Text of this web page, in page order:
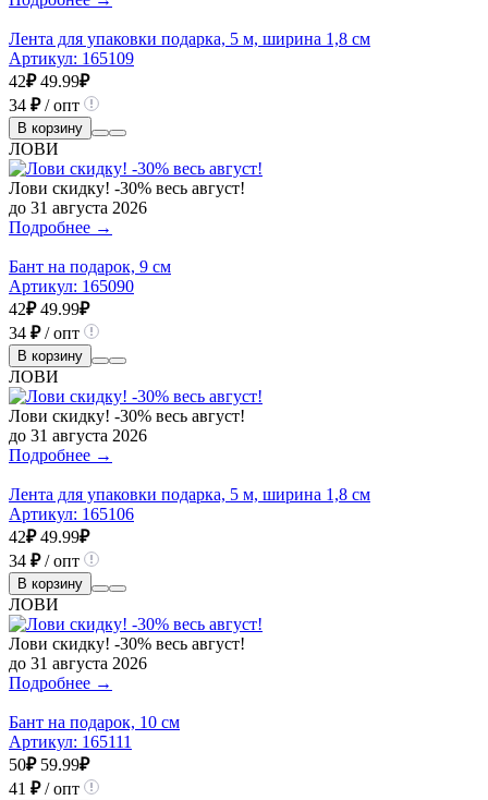
Лента для упаковки подарка, 5 м, ширина 1,8 см
Артикул: 165109
42₽ 49.99₽
34 ₽/ опт
В корзину
ЛОВИ
Лови скидку! -30% весь август!
до 31 августа 2026
Подробнее →
Бант на подарок, 9 см
Артикул: 165090
42₽ 49.99₽
34 ₽/ опт
В корзину
ЛОВИ
Лови скидку! -30% весь август!
до 31 августа 2026
Подробнее →
Лента для упаковки подарка, 5 м, ширина 1,8 см
Артикул: 165106
42₽ 49.99₽
34 ₽/ опт
В корзину
ЛОВИ
Лови скидку! -30% весь август!
до 31 августа 2026
Подробнее →
Бант на подарок, 10 см
Артикул: 165111
50₽ 59.99₽
41 ₽/ опт